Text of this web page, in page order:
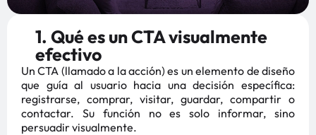
1. Qué es un CTA visualmente
efectivo
Un CTA (llamado a la acción) es un elemento de diseño
que guía al usuario hacia una decisión específica:
registrarse, comprar, visitar, guardar, compartir o
contactar. Su función no es solo informar, sino
persuadir visualmente.